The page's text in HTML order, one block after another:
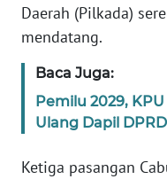
Daerah (Pilkada)
mendatang.
Baca Juga:
Pemilu 2029,
Ulang Dapil DPRD
Ketiga pasangan
WN
RIAU
SERAMBI
JAMBI